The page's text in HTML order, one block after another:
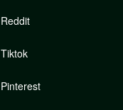
Reddit
Tiktok
Pinterest